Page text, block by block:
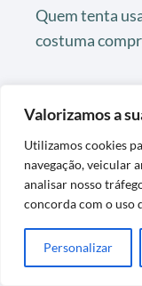
Valorizamos a
Utilizamos cookies
navegação, veicular
analisar nosso
concorda com o uso
Personalizar
Quem tenta
costuma
comparam
para
crianças?
A Copa 2026
mais tempo.